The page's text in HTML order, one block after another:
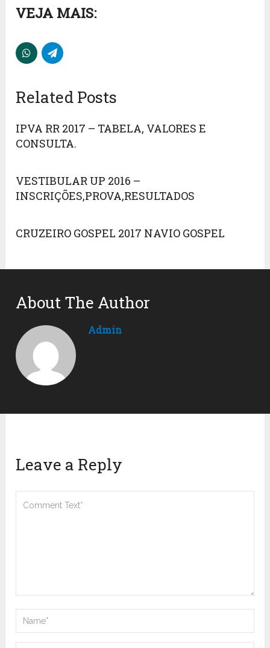
VEJA MAIS:
Related Posts
IPVA RR 2017 – TABELA, VALORES E
CONSULTA.
VESTIBULAR UP 2016 –
INSCRIÇÕES,PROVA,RESULTADOS
CRUZEIRO GOSPEL 2017 NAVIO GOSPEL
About The Author
Admin
Leave a Reply